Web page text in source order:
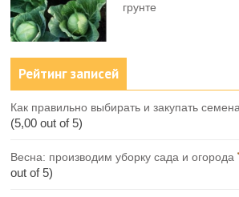
грунте
Рейтинг записей
Как правильно выбирать и закупать
(5,00 out of 5)
Весна: производим уборку сада и огорода
out of 5)